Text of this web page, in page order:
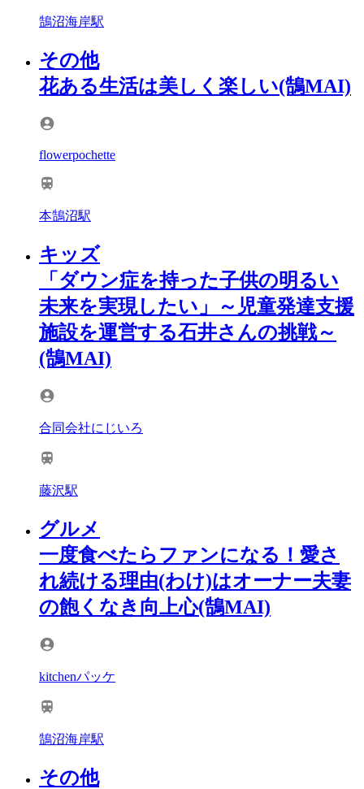
鵠沼海岸駅
その他
花ある生活は美しく楽しい(鵠MAI)
flowerpochette
本鵠沼駅
キッズ
「ダウン症を持った子供の明るい
未来を実現したい」～児童発達支援
施設を運営する石井さんの挑戦～
(鵠MAI)
合同会社にじいろ
藤沢駅
グルメ
一度食べたらファンになる！愛さ
れ続ける理由(わけ)はオーナー夫妻
の飽くなき向上心(鵠MAI)
kitchenパッケ
鵠沼海岸駅
その他